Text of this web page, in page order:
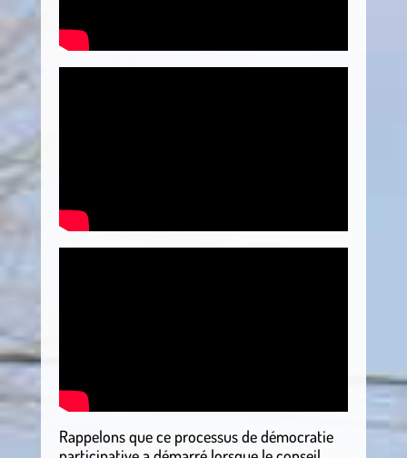
Rappelons que ce processus de démocratie